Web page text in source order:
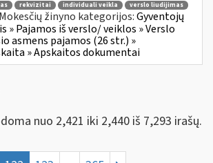
rekvizitai individuali veikla
verslo liudijimas
Mokesčių žinyno kategorijos:Gyventojų
» Pajamos iš verslo/ veiklos » Verslo
asmens pajamos (26 str.) »
» Apskaitos dokumentai
nuo 2,421 iki 2,440 iš 7,293 irašų.